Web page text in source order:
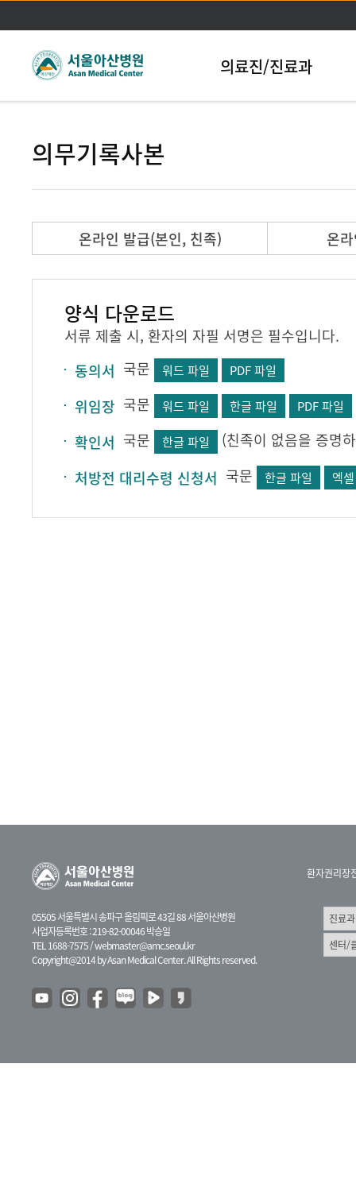
본문바로가기
의료진/진료과
의무기록사본
온라인 발급(본인, 친족) 온
양식 다운로드
서류 제출 시, 환자의 자필 서명은 필수입니다.
동의서 국문 워드 파일 PDF 파일
위임장 국문 워드 파일 한글 파일 PDF 파일
확인서 국문 한글 파일
(친족이 없음을 증명
처방전 대리수령 신청서 국문 한글 파일 엑
05505 서울특별시 송파구 올림픽로 43길 88 서울아산병원
사업자등록번호 : 219-82-00046 박승일
TEL 1688-7575 /webmaster@amc.seoul.kr
Copyright@2014 by Asan Medical Center. All Rights reserved.
환자권리장